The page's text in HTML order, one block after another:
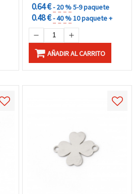
0.64 €- 20 %5-9 paquete
0.48 €- 40 %10 paquete +
AÑADIR AL CARRITO